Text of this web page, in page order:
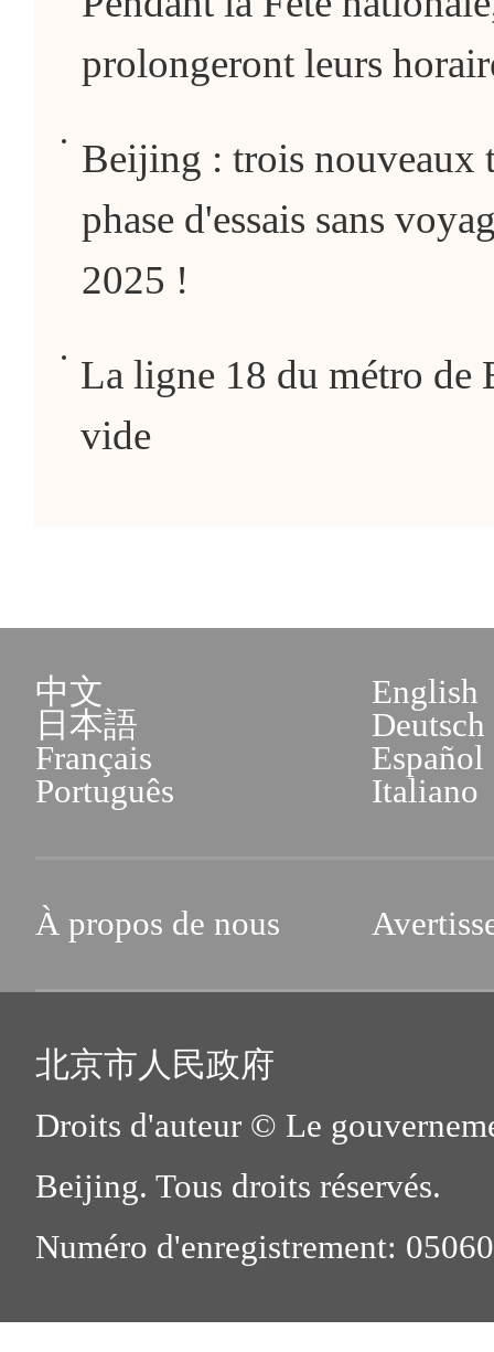
prolongeront leurs
Beijing : trois nouveaux
phase d'essais sans
2025 !
La ligne 18 du métro de
vide
中文
English
日本語
Deutsch
Français
Español
Português
Italiano
À propos de nous
北京市人民政府
Droits d'auteur © Le
Beijing. Tous droits réservés.
Numéro d'enregistrement: